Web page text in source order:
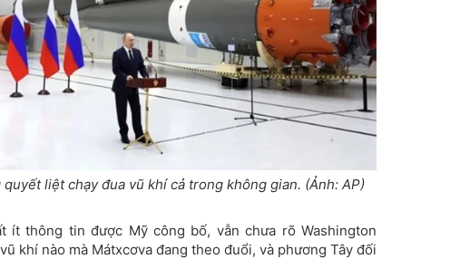
quyết liệt chạy đua vũ khí cả trong không gian. (Ảnh: AP)
ít thông tin được Mỹ công bố, vẫn chưa rõ Washington
khí nào mà Mátxcơva đang theo đuổi, và phương Tây đối